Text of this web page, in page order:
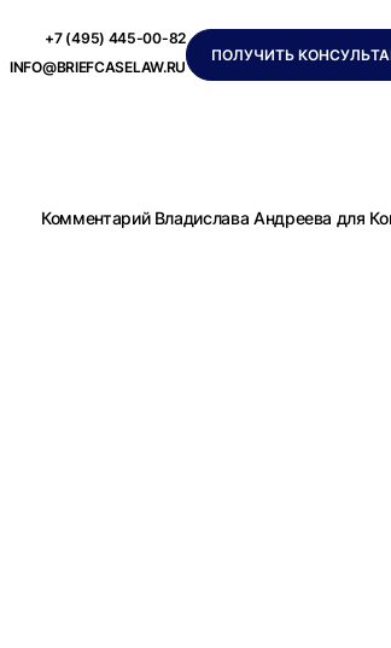
+7 (495) 445-00-82
INFO@BRIEFCASELAW.RU
ПОЛУЧИТЬ
Комментарий Владислава Андреева для